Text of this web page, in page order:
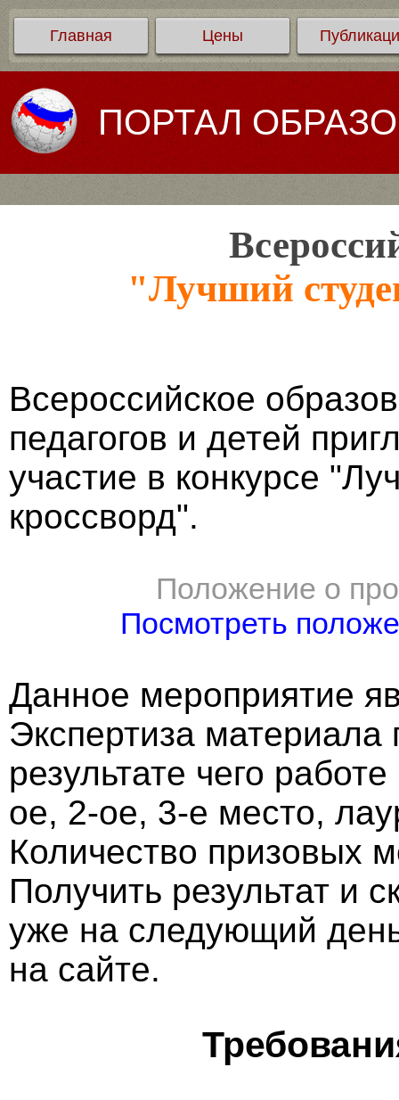
Главная Цены
ПОРТАЛ
"Лучший
Всероссийское
педагогов и детей
участие в конкурсе
кроссворд".
Положение о
Посмотреть
Данное мероприятие
Экспертиза
результате чего
ое, 2-ое, 3-е место,
Количество призовых
Получить результат и
уже на следующий
на сайте.